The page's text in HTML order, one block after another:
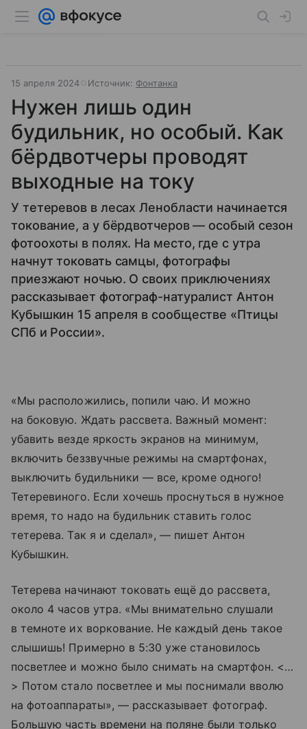
15 апреля 2024 Источник: Фонтанка
Нужен лишь один
будильник, но особый. Как
бёрдвотчеры проводят
выходные на току
У тетеревов в лесах Ленобласти начинается
токование, а у бёрдвотчеров — особый сезон
фотоохоты в полях. На место, где с утра
начнут токовать самцы, фотографы
приезжают ночью. О своих приключениях
рассказывает фотограф-натуралист Антон
Кубышкин 15 апреля в сообществе «Птицы
СПб и России».
«Мы расположились, попили чаю. И можно
на боковую. Ждать рассвета. Важный момент:
убавить везде яркость экранов на минимум,
включить беззвучные режимы на смартфонах,
выключить будильники — все, кроме одного!
Тетеревиного. Если хочешь проснуться в нужное
время, то надо на будильник ставить голос
тетерева. Так я и сделал», — пишет Антон
Кубышкин.
Тетерева начинают токовать ещё до рассвета,
около 4 часов утра. «Мы внимательно слушали
в темноте их воркование. Не каждый день такое
слышишь! Примерно в 5:30 уже становилось
посветлее и можно было снимать на смартфон. <…
> Потом стало посветлее и мы поснимали вволю
на фотоаппараты», — рассказывает фотограф.
Большую часть времени на поляне были только